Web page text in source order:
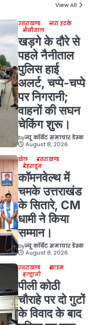
View All
उत्तराखण्ड
ज़रा हटके
नैनीताल
खड़गे के दौरे से
पहले नैनीताल
पुलिस हाई
अलर्ट, चप्पे-चप्पे
पर निगरानी;
वाहनों की सघन
चेकिंग शुरू।
byन्यू कॉर्बेट समाचार डेस्क
August 8, 2026
खेल
उत्तराखण्ड
देहरादून
कॉमनवेल्थ में
चमके उत्तराखंड
के सितारे, CM
धामी ने किया
सम्मान।
byन्यू कॉर्बेट समाचार डेस्क
August 8, 2026
उत्तराखण्ड
क्राइम
हल्द्वानी
पीली कोठी
चौराहे पर दो गुटों
के विवाद के बाद